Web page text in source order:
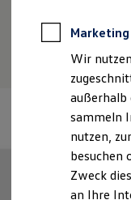
Anpfiff
Elektroautos
ID.
Reichweite
Laden
Impressum &Marketing
Wir
außerhalb
sammeln
nutzen,
besuchen
Zweck
an Ihre